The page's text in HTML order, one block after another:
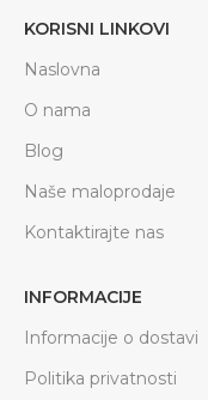
KORISNI LINKOVI
Naslovna
O nama
Blog
Naše maloprodaje
Kontaktirajte nas
INFORMACIJE
Informacije o dostavi
Politika privatnosti